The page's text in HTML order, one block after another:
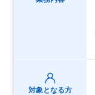
対象となる方